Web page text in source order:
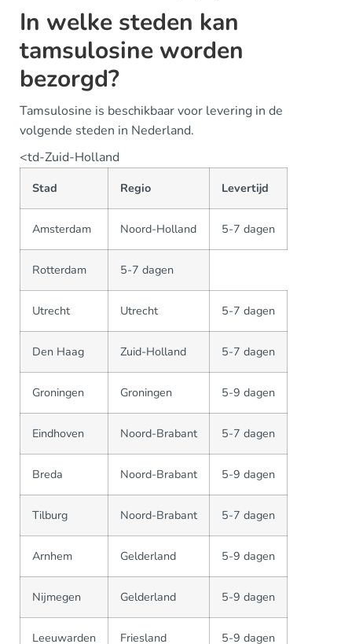
In welke steden kan
tamsulosine worden
bezorgd?
Tamsulosine is beschikbaar voor levering in de
volgende steden in Nederland.
<td-Zuid-Holland
Stad Regio Levertijd
Amsterdam Noord-Holland 5-7 dagen
Rotterdam 5-7 dagen
Utrecht Utrecht 5-7 dagen
Den Haag Zuid-Holland 5-7 dagen
Groningen Groningen 5-9 dagen
Eindhoven Noord-Brabant 5-7 dagen
Breda Noord-Brabant 5-9 dagen
Tilburg Noord-Brabant 5-7 dagen
Arnhem Gelderland 5-9 dagen
Nijmegen Gelderland 5-9 dagen
Leeuwarden Friesland 5-9 dagen